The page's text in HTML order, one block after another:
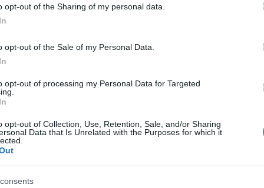
opt-out of the Sharing of my personal data.
opt-out of the Sale of my Personal Data.
opt-out of processing my Personal Data for Targeted
opt-out of Collection, Use, Retention, Sale, and/or Sharing
Data that Is Unrelated with the Purposes for which it
a helyszínen, s a lépcsősor
Utóbbihoz kapcsolódóan
a gyaloghidat. A gyalogosok a Dobó utca
meg az egykori Szúnyog-közt. Az, hogy
gyaloghidat pontosan milyen
függ az időjárástól, valamint a
kijelenthető, hogy az átkelőt
nem használhatják a járókelők, s ezt
is szükség lehet a gyalogos